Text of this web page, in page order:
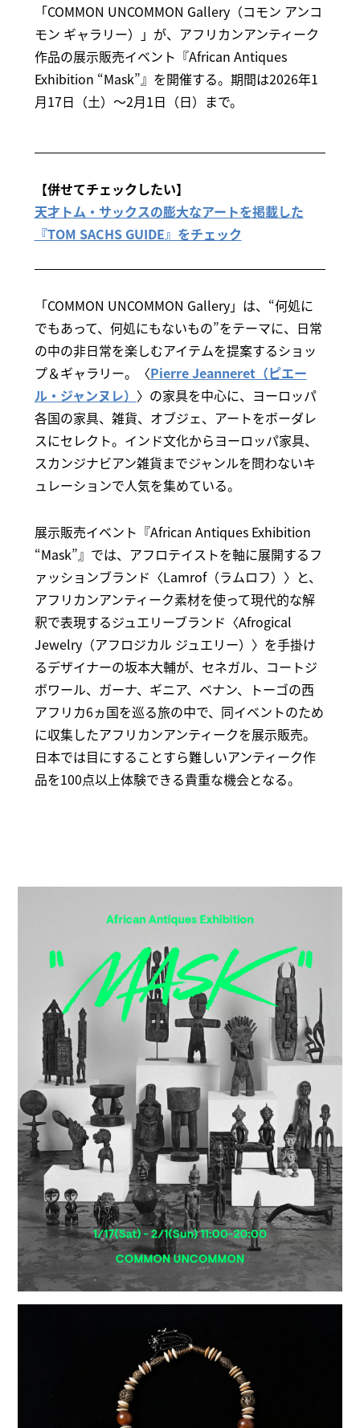
「COMMON UNCOMMON Gallery（コモン アンコ
モン ギャラリー）」が、アフリカンアンティーク
作品の展示販売イベント『African Antiques
Exhibition “Mask”』を開催する。期間は2026年1
月17日（土）～2月1日（日）まで。
【併せてチェックしたい】
天才トム・サックスの膨大なアートを掲載した
『TOM SACHS GUIDE』をチェック
「COMMON UNCOMMON Gallery」は、“何処に
でもあって、何処にもないもの”をテーマに、日常
の中の非日常を楽しむアイテムを提案するショッ
プ＆ギャラリー。〈Pierre Jeanneret（ピエー
ル・ジャンヌレ） 〉の家具を中心に、ヨーロッパ
各国の家具、雑貨、オブジェ、アートをボーダレ
スにセレクト。インド文化からヨーロッパ家具、
スカンジナビアン雑貨までジャンルを問わないキ
ュレーションで人気を集めている。
展示販売イベント『African Antiques Exhibition
“Mask”』では、アフロテイストを軸に展開するフ
ァッションブランド〈Lamrof（ラムロフ）〉と、
アフリカンアンティーク素材を使って現代的な解
釈で表現するジュエリーブランド〈Afrogical
Jewelry（アフロジカル ジュエリー）〉を手掛け
るデザイナーの坂本大輔が、セネガル、コートジ
ボワール、ガーナ、ギニア、ベナン、トーゴの西
アフリカ6ヵ国を巡る旅の中で、同イベントのため
に収集したアフリカンアンティークを展示販売。
日本では目にすることすら難しいアンティーク作
品を100点以上体験できる貴重な機会となる。